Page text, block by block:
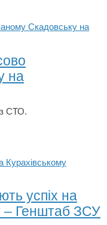
на
з СТО.
успіх на
– Генштаб ЗСУ